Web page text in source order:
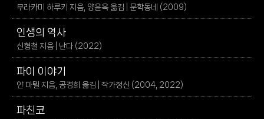
무라카미 하루키 지음, 양윤옥 옮김 | 문학동네 (2009)
인생의 역사
신형철 지음 | 난다 (2022)
파이 이야기
얀 마텔 지음, 공경희 옮김 | 작가정신 (2004, 2022)
파친코